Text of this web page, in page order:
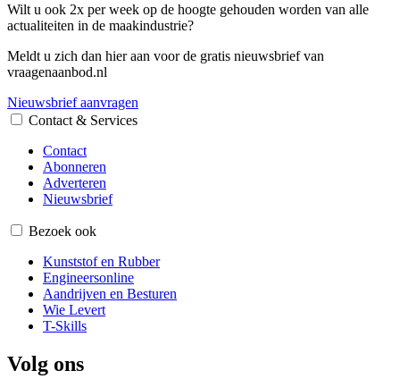
Wilt u ook 2x per week op de hoogte gehouden worden van alle
actualiteiten in de maakindustrie?
Meldt u zich dan hier aan voor de gratis nieuwsbrief van
vraagenaanbod.nl
Nieuwsbrief aanvragen
Contact & Services
Contact
Abonneren
Adverteren
Nieuwsbrief
Bezoek ook
Kunststof en Rubber
Engineersonline
Aandrijven en Besturen
Wie Levert
T-Skills
Volg ons